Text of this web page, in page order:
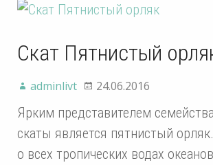
Скат Пятнистый
adminlivt 24.06.2016
Ярким представителем
скаты является пятнистый
о всех тропических водах